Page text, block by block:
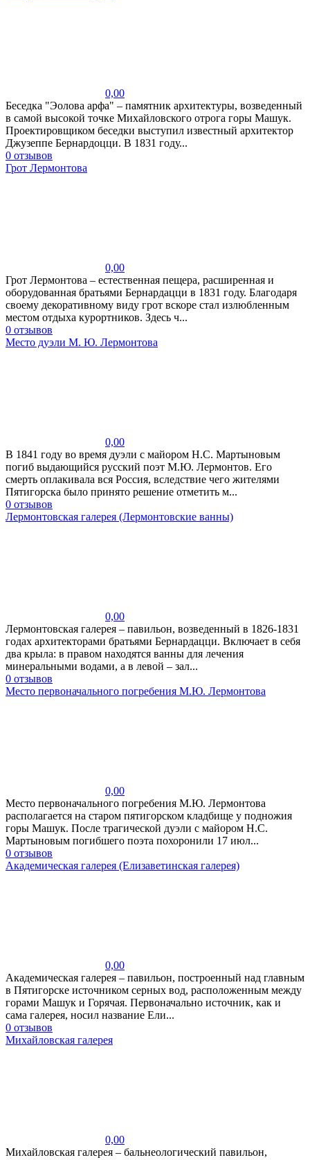
0,00
Беседка "Эолова арфа" – памятник архитектуры, возведенный
в самой высокой точке Михайловского отрога горы Машук.
Проектировщиком беседки выступил известный архитектор
Джузеппе Бернардоцци. В 1831 году...
0 отзывов
Грот Лермонтова
0,00
Грот Лермонтова – естественная пещера, расширенная и
оборудованная братьями Бернардацци в 1831 году. Благодаря
своему декоративному виду грот вскоре стал излюбленным
местом отдыха курортников. Здесь ч...
0 отзывов
Место дуэли М. Ю. Лермонтова
0,00
В 1841 году во время дуэли с майором Н.С. Мартыновым
погиб выдающийся русский поэт М.Ю. Лермонтов. Его
смерть оплакивала вся Россия, вследствие чего жителями
Пятигорска было принято решение отметить м...
0 отзывов
Лермонтовская галерея (Лермонтовские ванны)
0,00
Лермонтовская галерея – павильон, возведенный в 1826-1831
годах архитекторами братьями Бернардацци. Включает в себя
два крыла: в правом находятся ванны для лечения
минеральными водами, а в левой – зал...
0 отзывов
Место первоначального погребения М.Ю. Лермонтова
0,00
Место первоначального погребения М.Ю. Лермонтова
располагается на старом пятигорском кладбище у подножия
горы Машук. После трагической дуэли с майором Н.С.
Мартыновым погибшего поэта похоронили 17 июл...
0 отзывов
Академическая галерея (Елизаветинская галерея)
0,00
Академическая галерея – павильон, построенный над главным
в Пятигорске источником серных вод, расположенным между
горами Машук и Горячая. Первоначально источник, как и
сама галерея, носил название Ели...
0 отзывов
Михайловская галерея
0,00
Михайловская галерея – бальнеологический павильон,